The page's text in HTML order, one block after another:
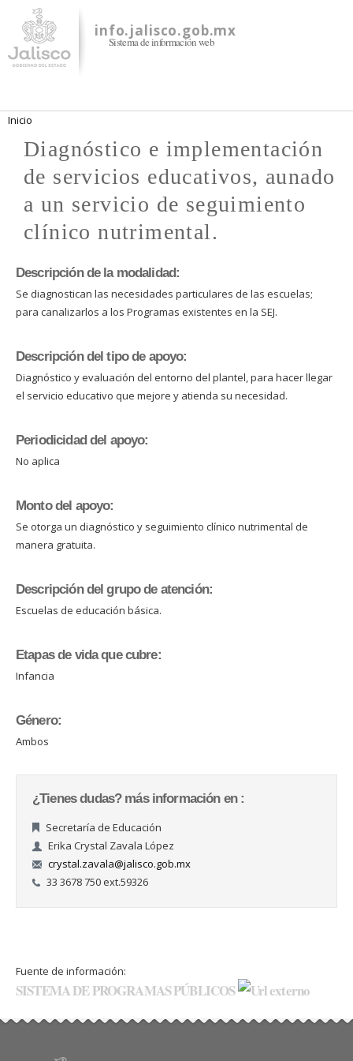
contenido
principal
info.jalisco.gob.mx
Sistema de información web
Se encuentra usted aquí
Inicio
Diagnóstico e implementación
de servicios educativos, aunado
a un servicio de seguimiento
clínico nutrimental.
Descripción de la modalidad:
Se diagnostican las necesidades particulares de las escuelas;
para canalizarlos a los Programas existentes en la SEJ.
Descripción del tipo de apoyo:
Diagnóstico y evaluación del entorno del plantel, para hacer llegar
el servicio educativo que mejore y atienda su necesidad.
Periodicidad del apoyo:
No aplica
Monto del apoyo:
Se otorga un diagnóstico y seguimiento clínico nutrimental de
manera gratuita.
Descripción del grupo de atención:
Escuelas de educación básica.
Etapas de vida que cubre:
Infancia
Género:
Ambos
¿Tienes dudas? más información en :
Secretaría de Educación
Erika Crystal Zavala López
crystal.zavala@jalisco.gob.mx
33 3678 750 ext.59326
Fuente de información:
SISTEMA DE PROGRAMAS PÚBLICOS